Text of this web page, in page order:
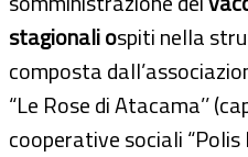
stagionali ospiti nella
composta
“Le Rose di Atacama’’
cooperative sociali “Polis